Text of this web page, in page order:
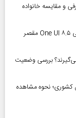
و مقایسه خانواده
بحران باتری در گوشی‌های سامسونگ؛ آیا به‌روزرسانی One UI ۸.۵ مقصر
بررسی وضعیت
کشوری؛ نحوه مشاهده